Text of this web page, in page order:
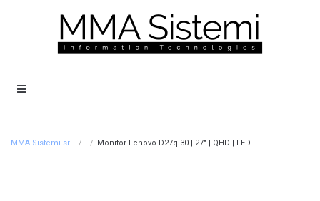
MMA Sistemi srl. / / Monitor Lenovo D27q-30 | 27″ | QHD | LED